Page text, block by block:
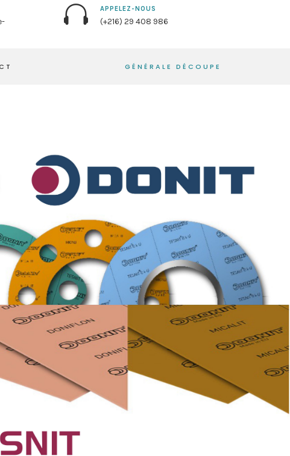
APPELEZ-NOUS
(+216) 29 408 986
GÉNÉRALE DÉCOUPE